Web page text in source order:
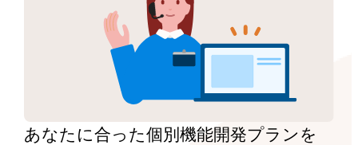
あなたに合った個別機能開発プランを